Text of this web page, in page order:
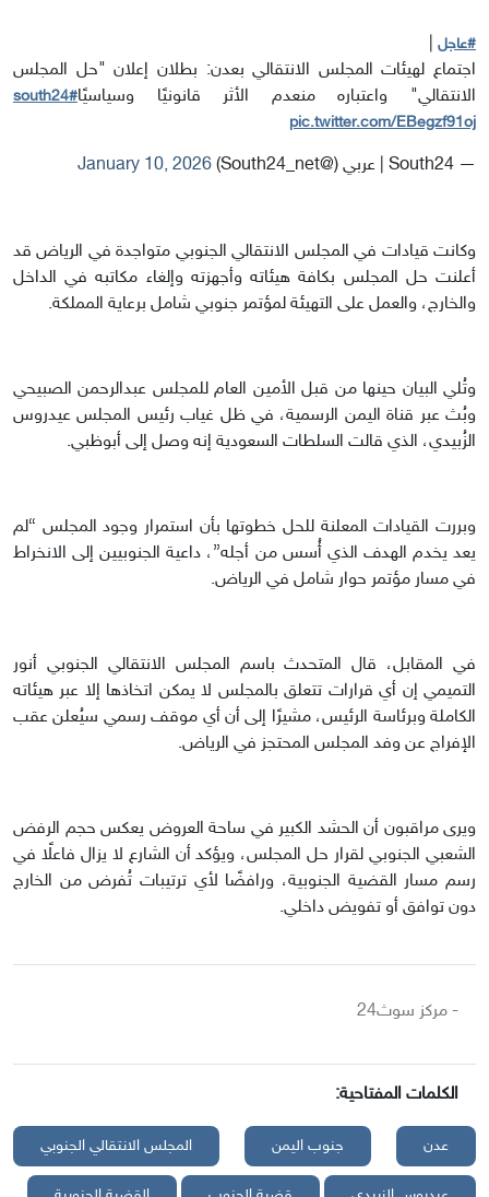
#عاجل
اجتماع لهيئات المجلس الانتقالي بعدن: بطلان إعلان "حل المجلس
الانتقالي" واعتباره منعدم الأثر قانونيًا وسياسيًا#south24
pic.twitter.com/EBegzf91oj
— South24 | عربي (@South24_net) January 10, 2026
وكانت قيادات في المجلس الانتقالي الجنوبي متواجدة في الرياض قد
أعلنت حل المجلس بكافة هيئاته وأجهزته وإلغاء مكاتبه في الداخل
والخارج، والعمل على التهيئة لمؤتمر جنوبي شامل برعاية المملكة.
وتُلي البيان حينها من قبل الأمين العام للمجلس عبدالرحمن الصبيحي
وبُث عبر قناة اليمن الرسمية، في ظل غياب رئيس المجلس عيدروس
الزُبيدي، الذي قالت السلطات السعودية إنه وصل إلى أبوظبي.
وبررت القيادات المعلنة للحل خطوتها بأن استمرار وجود المجلس “لم
يعد يخدم الهدف الذي أُسس من أجله”، داعية الجنوبيين إلى الانخراط
في مسار مؤتمر حوار شامل في الرياض.
في المقابل، قال المتحدث باسم المجلس الانتقالي الجنوبي أنور
التميمي إن أي قرارات تتعلق بالمجلس لا يمكن اتخاذها إلا عبر هيئاته
الكاملة وبرئاسة الرئيس، مشيرًا إلى أن أي موقف رسمي سيُعلن عقب
الإفراج عن وفد المجلس المحتجز في الرياض.
ويرى مراقبون أن الحشد الكبير في ساحة العروض يعكس حجم الرفض
الشعبي الجنوبي لقرار حل المجلس، ويؤكد أن الشارع لا يزال فاعلًا في
رسم مسار القضية الجنوبية، ورافضًا لأي ترتيبات تُفرض من الخارج
دون توافق أو تفويض داخلي.
- مركز سوث24
الكلمات المفتاحية:
عدن جنوب اليمن المجلس الانتقالي الجنوبي